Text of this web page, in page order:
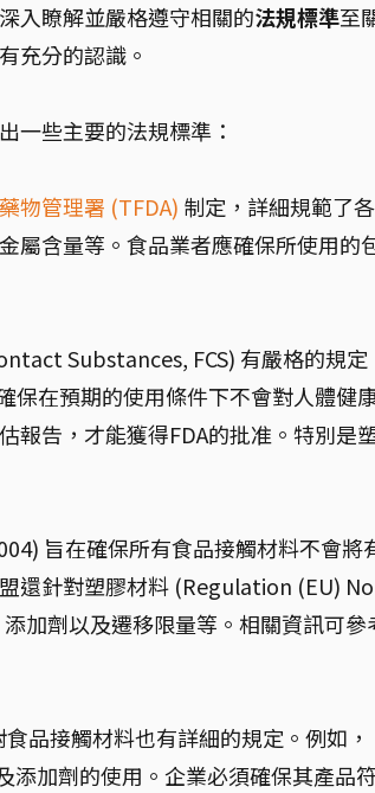
入瞭解並嚴格遵守相關的法規標準至
充分的認識。
一些主要的法規標準：
物管理署 (TFDA) 制定，詳細規範了
屬含量等。食品業者應確保所使用的
Substances, FCS) 有嚴格的規定
保在預期的使用條件下不會對人體健
報告，才能獲得FDA的批准。特別是
旨在確保所有食品接觸材料不會將
還針對塑膠材料 (Regulation (EU) No
加劑以及遷移限量等。相關資訊可參
品接觸材料也有詳細的規定。例如，
添加劑的使用。企業必須確保其產品